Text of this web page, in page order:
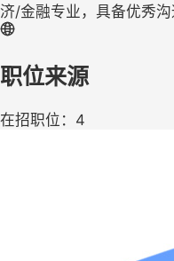
济/金融专业，具备优秀
职位来源
在招职位：4